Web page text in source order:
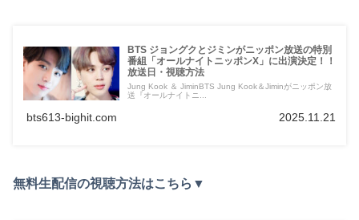
BTS ジョングクとジミンがニッポン放送の特別
番組「オールナイトニッポンX」に出演決定！！
放送日・視聴方法
Jung Kook ＆ JiminBTS Jung Kook＆Jiminがニッポン放
送『オールナイトニ...
bts613-bighit.com 2025.11.21
無料生配信の視聴方法はこちら▼